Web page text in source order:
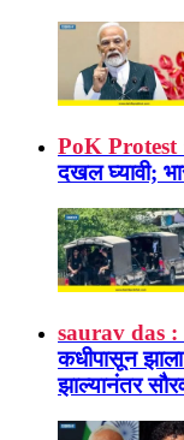
PoK Protest
दखल घ्यावी;
saurav das :
कधीपासून
झाल्यानंतर